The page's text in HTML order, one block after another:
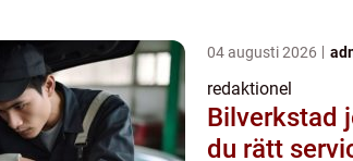
04 augusti 2026
redaktionel
Bilverkstad
du rätt